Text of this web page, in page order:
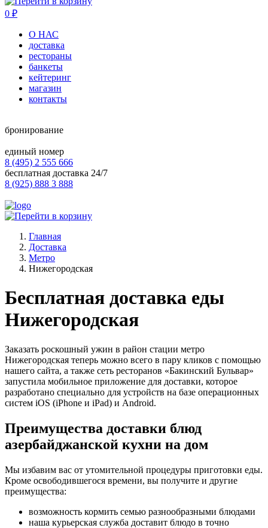
0 ₽
О НАС
доставка
рестораны
банкеты
кейтеринг
магазин
контакты
бронирование
единый номер
8 (495) 2 555 666
бесплатная доставка 24/7
8 (925) 888 3 888
Главная
Доставка
Метро
Нижегородская
Бесплатная доставка еды
Нижегородская
Заказать роскошный ужин в район стации метро
Нижегородская теперь можно всего в пару кликов с помощью
нашего сайта, а также сеть ресторанов «Бакинский Бульвар»
запустила мобильное приложение для доставки, которое
разработано специально для устройств на базе операционных
систем iOS (iPhone и iPad) и Android.
Преимущества доставки блюд
азербайджанской кухни на дом
Мы избавим вас от утомительной процедуры приготовки еды.
Кроме освободившегося времени, вы получите и другие
преимущества:
возможность кормить семью разнообразными блюдами
наша курьерская служба доставит блюдо в точно